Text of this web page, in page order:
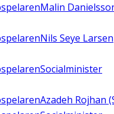
Malin
Nils Seye Larsen
Socialminister
Azadeh Rojhan